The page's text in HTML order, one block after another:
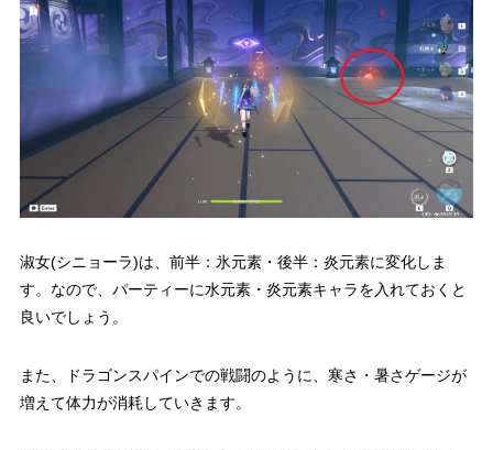
淑女(シニョーラ)は、前半：氷元素・後半：炎元素に変化しま
す。なので、パーティーに水元素・炎元素キャラを入れておくと
良いでしょう。
また、ドラゴンスパインでの戦闘のように、寒さ・暑さゲージが
増えて体力が消耗していきます。